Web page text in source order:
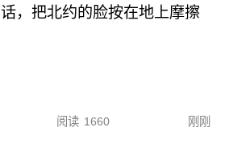
，把北约的脸按在地上摩擦
阅读 1660 刚刚